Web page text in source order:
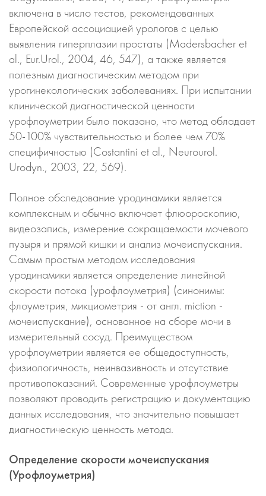
включена в число тестов, рекомендованных
Европейской ассоциацией урологов с целью
выявления гиперплазии простаты (Madersbacher et
al., Eur.Urol., 2004, 46, 547), а также является
полезным диагностическим методом при
урогинекологических заболеваниях. При испытании
клинической диагностической ценности
урофлоуметрии было показано, что метод обладает
50-100% чувствительностью и более чем 70%
специфичностью (Costantini et al., Neurourol.
Urodyn., 2003, 22, 569).
Полное обследование уродинамики является
комплексным и обычно включает флюороскопию,
видеозапись, измерение сокращаемости мочевого
пузыря и прямой кишки и анализ мочеиспускания.
Самым простым методом исследования
уродинамики является определение линейной
скорости потока (урофлоуметрия) (синонимы:
флоуметрия, микциометрия - от англ. miction -
мочеиспускание), основанное на сборе мочи в
измерительный сосуд. Преимуществом
урофлоуметрии является ее общедоступность,
физиологичность, неинвазивность и отсутствие
противопоказаний. Современные урофлоуметры
позволяют проводить регистрацию и документацию
данных исследования, что значительно повышает
диагностическую ценность метода.
Определение скорости мочеиспускания
(Урофлоуметрия)